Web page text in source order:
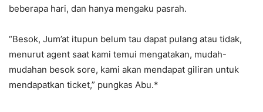
beberapa hari, dan hanya mengaku pasrah.
“Besok, Jum’at itupun belum tau dapat pulang atau tidak,
menurut agent saat kami temui mengatakan, mudah-
mudahan besok sore, kami akan mendapat giliran untuk
mendapatkan ticket,” pungkas Abu.*